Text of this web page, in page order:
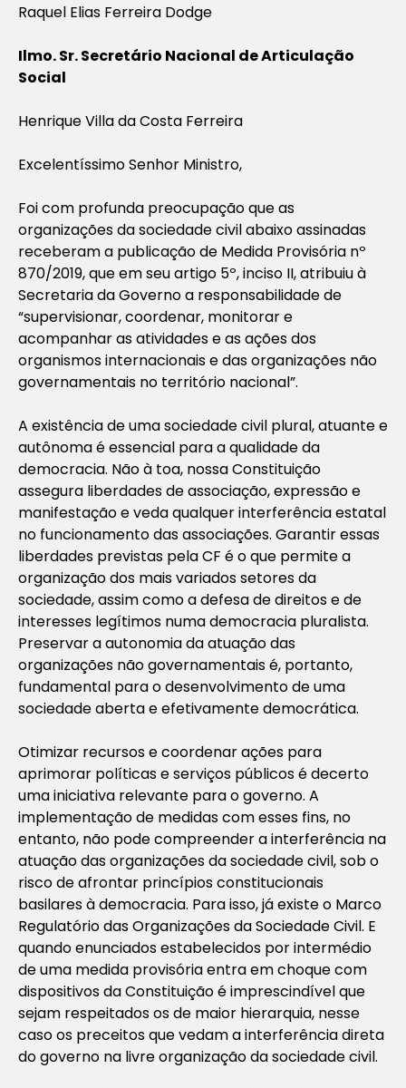
Raquel Elias Ferreira Dodge
Ilmo. Sr. Secretário Nacional de Articulação
Social
Henrique Villa da Costa Ferreira
Excelentíssimo Senhor Ministro,
Foi com profunda preocupação que as
organizações da sociedade civil abaixo assinadas
receberam a publicação de Medida Provisória nº
870/2019, que em seu artigo 5º, inciso II, atribuiu à
Secretaria da Governo a responsabilidade de
“supervisionar, coordenar, monitorar e
acompanhar as atividades e as ações dos
organismos internacionais e das organizações não
governamentais no território nacional”.
A existência de uma sociedade civil plural, atuante e
autônoma é essencial para a qualidade da
democracia. Não à toa, nossa Constituição
assegura liberdades de associação, expressão e
manifestação e veda qualquer interferência estatal
no funcionamento das associações. Garantir essas
liberdades previstas pela CF é o que permite a
organização dos mais variados setores da
sociedade, assim como a defesa de direitos e de
interesses legítimos numa democracia pluralista.
Preservar a autonomia da atuação das
organizações não governamentais é, portanto,
fundamental para o desenvolvimento de uma
sociedade aberta e efetivamente democrática.
Otimizar recursos e coordenar ações para
aprimorar políticas e serviços públicos é decerto
uma iniciativa relevante para o governo. A
implementação de medidas com esses fins, no
entanto, não pode compreender a interferência na
atuação das organizações da sociedade civil, sob o
risco de afrontar princípios constitucionais
basilares à democracia. Para isso, já existe o Marco
Regulatório das Organizações da Sociedade Civil. E
quando enunciados estabelecidos por intermédio
de uma medida provisória entra em choque com
dispositivos da Constituição é imprescindível que
sejam respeitados os de maior hierarquia, nesse
caso os preceitos que vedam a interferência direta
do governo na livre organização da sociedade civil.